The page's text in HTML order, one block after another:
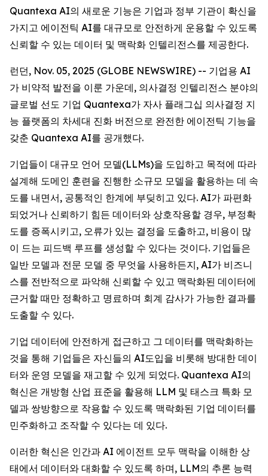
Quantexa AI의 새로운 기능은 기업과 정부 기관이 확신을
가지고 에이전틱 AI를 대규모로 안전하게 운용할 수 있도록
신뢰할 수 있는 데이터 및 맥락화 인텔리전스를 제공한다.
런던, Nov. 05, 2025 (GLOBE NEWSWIRE) -- 기업용 AI
가 비약적 발전을 이룬 가운데, 의사결정 인텔리전스 분야의
글로벌 선도 기업 Quantexa가 자사 플래그십 의사결정 지
능 플랫폼의 차세대 진화 버전으로 완전한 에이전틱 기능을
갖춘 Quantexa AI를 공개했다.
기업들이 대규모 언어 모델(LLMs)을 도입하고 목적에 따라
설계해 도메인 훈련을 진행한 소규모 모델을 활용하는 데 속
도를 내면서, 공통적인 한계에 부딪히고 있다. AI가 파편화
되었거나 신뢰하기 힘든 데이터와 상호작용할 경우, 부정확
도를 증폭시키고, 오류가 있는 결정을 도출하고, 비용이 많
이 드는 피드백 루프를 생성할 수 있다는 것이다. 기업들은
일반 모델과 전문 모델 중 무엇을 사용하든지, AI가 비즈니
스를 전반적으로 파악해 신뢰할 수 있고 맥락화된 데이터에
근거할 때만 정확하고 명료하며 회계 감사가 가능한 결과를
도출할 수 있다.
기업 데이터에 안전하게 접근하고 그 데이터를 맥락화하는
것을 통해 기업들은 자신들의 AI도입을 비롯해 방대한 데이
터와 운영 모델을 재고할 수 있게 되었다. Quantexa AI의
혁신은 개방형 산업 표준을 활용해 LLM 및 태스크 특화 모
델과 쌍방향으로 작용할 수 있도록 맥락화된 기업 데이터를
민주화하고 조작할 수 있다는 데 있다.
이러한 혁신은 인간과 AI 에이전트 모두 맥락을 이해한 상
태에서 데이터와 대화할 수 있도록 하며, LLM의 추론 능력